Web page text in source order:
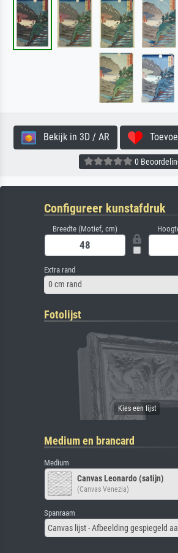
Bekijk in 3D / AR
0
Configureer kunstafdruk
Breedte (Motief, cm)
Extra rand
0 cm rand
Fotolijst
Medium en brancard
Medium
Canvas Leonardo (satijn)
(Canvas Venezia)
Spanraam